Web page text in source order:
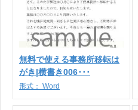
無料で使える事務所移転は
がき|横書き006･･･
形式： Word